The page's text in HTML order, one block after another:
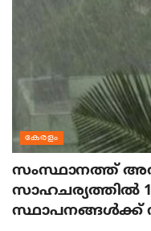
കേരളം
സംസ്ഥാനത്ത്
സാഹചര്യത്തിൽ 10
സ്ഥാപനങ്ങൾക്ക്